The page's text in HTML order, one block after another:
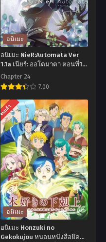
อนิเมะ
อนิเมะ NieR:Automata Ver
1.1a เนียร์: ออโตมาตา ตอนที่1-
24 พากย์ไทย+ซับไทย
Chapter 24
7.00
อ
นิ
เมะ
NieR:Automata
Ver
1.1a
เนียร์:
ออ
โต
มาตา
ตอน
จบแล้ว
อนิเมะ
อนิเมะ Honzuki no
Gekokujou หนอนหนังสือยึด